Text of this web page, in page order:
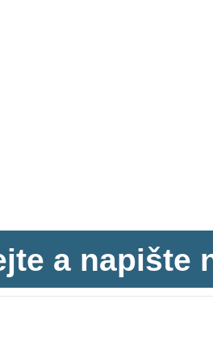
a napište